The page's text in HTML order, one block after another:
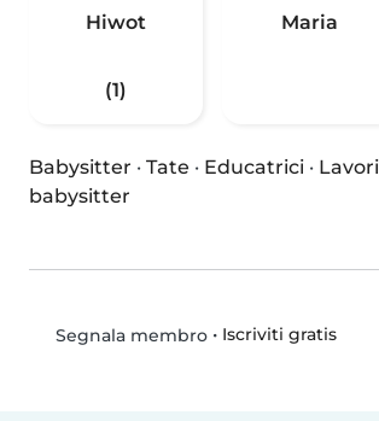
Hiwot
(1)
Maria
Babysitter · Tate · Educatrici ·
babysitter
Segnala membro• Iscriviti gratis